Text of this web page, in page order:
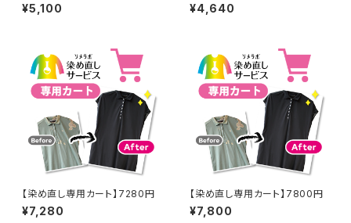
¥5,100 ¥4,640
【染め直し専用カート】7280円
¥7,280
【染め直し専用カート】7800円
¥7,800